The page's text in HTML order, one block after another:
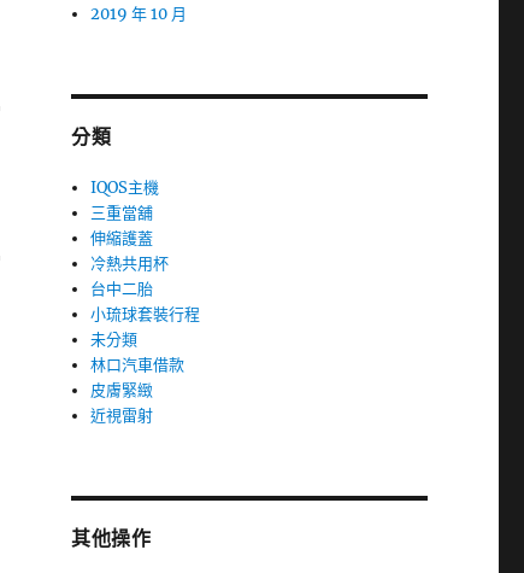
2019 年 10 月
分類
IQOS主機
三重當舖
伸縮護蓋
冷熱共用杯
台中二胎
小琉球套裝行程
未分類
林口汽車借款
皮膚緊緻
近視雷射
其他操作